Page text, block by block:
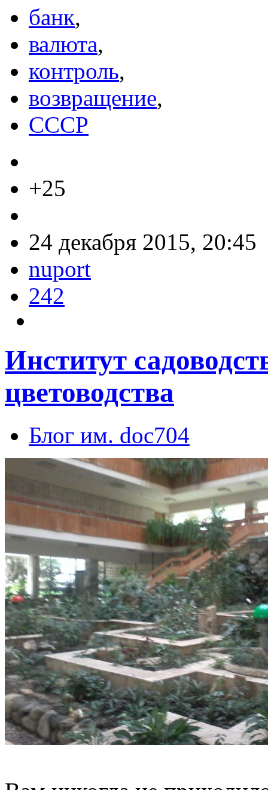
банк,
валюта,
контроль,
возвращение,
СССР
+25
24 декабря 2015, 20:45
nuport
242
Институт
цветоводства
Блог им. doc704